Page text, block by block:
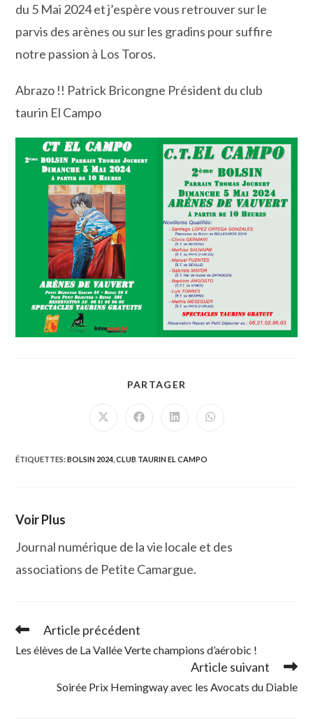
du 5 Mai 2024 et j’espère vous retrouver sur le
parvis des arènes ou sur les gradins pour suffire
notre passion à Los Toros.
Abrazo !! Patrick Bricongne Président du club
taurin El Campo
PARTAGER
Ouvrir
fenêtre
Ouvrir
fenêtre
Ouvrir
fenêtre
Ouvrir
ÉTIQUETTES:BOLSIN 2024 CLUB TAURIN EL CAMPO
Voir Plus
Journal numérique de la vie locale et des
associations de Petite Camargue.
Read
articles
Article précédent
Les élèves de La Vallée Verte champions d’aérobic !
Article suivant
Soirée Prix Hemingway avec les Avocats du Diable